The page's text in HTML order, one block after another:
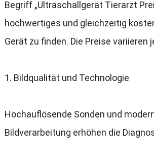
Begriff „Ultraschallgerät Tierarzt
hochwertiges und gleichzeitig
Gerät zu finden. Die Preise variieren
1. Bildqualität und Technologie
Hochauflösende Sonden und
Bildverarbeitung erhöhen die